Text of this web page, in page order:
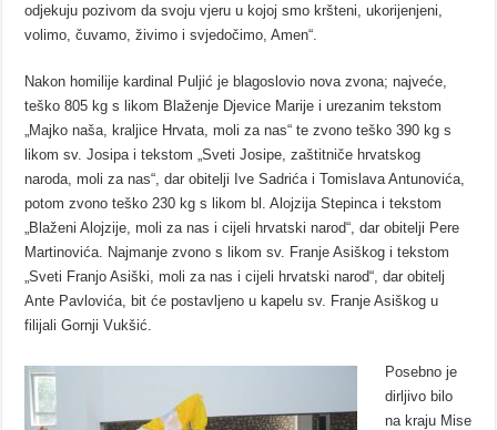
odjekuju pozivom da svoju vjeru u kojoj smo kršteni, ukorijenjeni,
volimo, čuvamo, živimo i svjedočimo, Amen“.
Nakon homilije kardinal Puljić je blagoslovio nova zvona; najveće,
teško 805 kg s likom Blaženje Djevice Marije i urezanim tekstom
„Majko naša, kraljice Hrvata, moli za nas“ te zvono teško 390 kg s
likom sv. Josipa i tekstom „Sveti Josipe, zaštitniče hrvatskog
naroda, moli za nas“, dar obitelji Ive Sadrića i Tomislava Antunovića,
potom zvono teško 230 kg s likom bl. Alojzija Stepinca i tekstom
„Blaženi Alojzije, moli za nas i cijeli hrvatski narod“, dar obitelji Pere
Martinovića. Najmanje zvono s likom sv. Franje Asiškog i tekstom
„Sveti Franjo Asiški, moli za nas i cijeli hrvatski narod“, dar obitelj
Ante Pavlovića, bit će postavljeno u kapelu sv. Franje Asiškog u
filijali Gornji Vukšić.
Posebno je
dirljivo bilo
na kraju Mise